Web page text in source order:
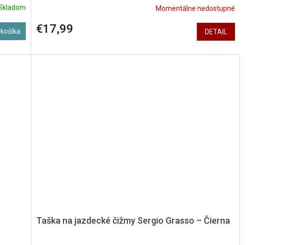
košíka
Momentálne nedostupné
€17,99 DETAIL
Taška na jazdecké čižmy Sergio Grasso – Čierna